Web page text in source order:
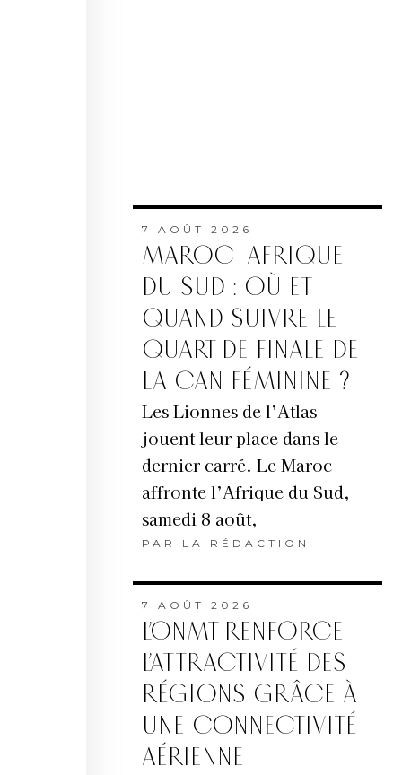
7 AOÛT 2026
MAROC–AFRIQUE
DU SUD : OÙ ET
QUAND SUIVRE LE
QUART DE FINALE DE
LA CAN FÉMININE ?
Les Lionnes de l’Atlas
jouent leur place dans le
dernier carré. Le Maroc
affronte l’Afrique du Sud,
samedi 8 août,
PAR LA RÉDACTION
7 AOÛT 2026
L’ONMT RENFORCE
L’ATTRACTIVITÉ DES
RÉGIONS GRÂCE À
UNE CONNECTIVITÉ
AÉRIENNE